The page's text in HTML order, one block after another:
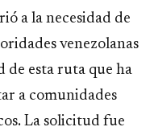
a la necesidad de
venezolanas
esta ruta que ha
a comunidades
La solicitud fue